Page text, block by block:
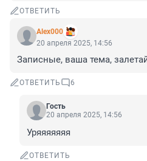
ОТВЕТИТЬ
Alex000
20 апреля 2025, 14:56
Записные, ваша тема,
ОТВЕТИТЬ 6
Гость
20 апреля 2025, 14:56
Уряяяяяяя
ОТВЕТИТЬ